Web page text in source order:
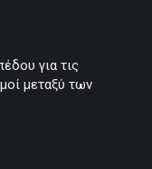
για τις
μεταξύ των